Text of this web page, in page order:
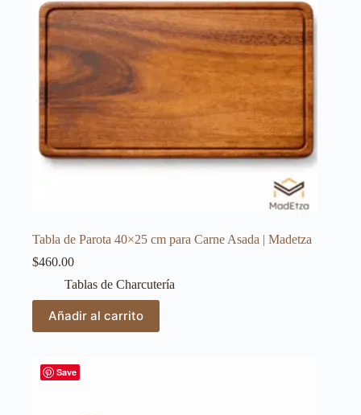
Tabla de Parota 40×25 cm para Carne Asada | Madetza
$460.00
Tablas de Charcutería
Añadir al carrito
Save